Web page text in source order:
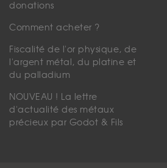
donations
Comment acheter ?
Fiscalité de l'or physique, de
l'argent métal, du platine et
du palladium
NOUVEAU ! La lettre
d'actualité des métaux
précieux par Godot & Fils